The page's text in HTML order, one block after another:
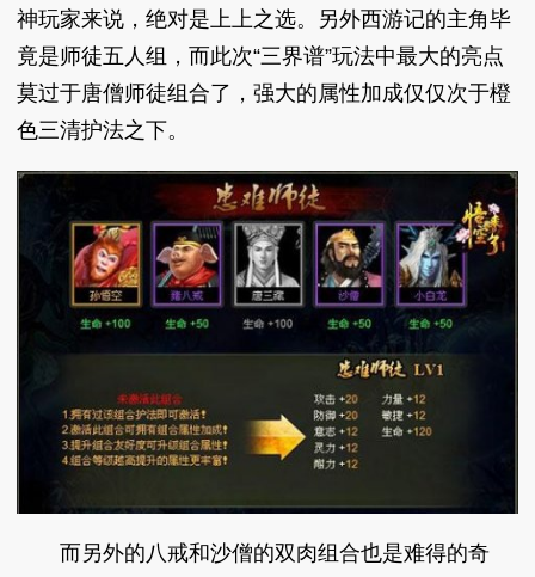
神玩家来说，绝对是上上之选。另外西游记的主角毕
竟是师徒五人组，而此次“三界谱”玩法中最大的亮点
莫过于唐僧师徒组合了，强大的属性加成仅仅次于橙
色三清护法之下。
而另外的八戒和沙僧的双肉组合也是难得的奇